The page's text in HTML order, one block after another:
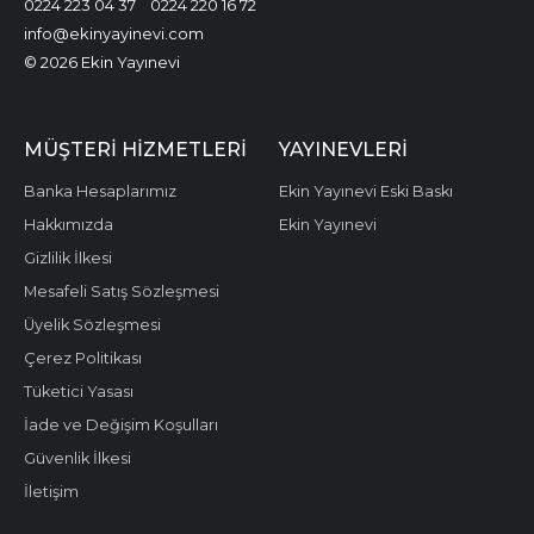
0224 223 04 37
0224 220 16 72
info@ekinyayinevi.com
© 2026 Ekin Yayınevi
MÜŞTERI HIZMETLERI
Banka Hesaplarımız
Hakkımızda
Gizlilik İlkesi
Mesafeli Satış Sözleşmesi
Üyelik Sözleşmesi
Çerez Politikası
Tüketici Yasası
İade ve Değişim Koşulları
Güvenlik İlkesi
İletişim
YAYINEVLERI
Ekin Yayınevi Eski Baskı
Ekin Yayınevi